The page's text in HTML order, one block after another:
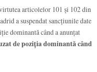
articolelor 101 și 102 din
a suspendat sancțiunile date
dominantă când a anunțat
de poziția dominantă când